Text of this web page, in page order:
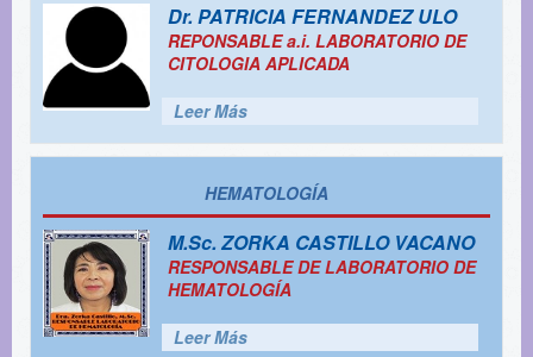
Dr. PATRICIA FERNANDEZ ULO
REPONSABLE a.i. LABORATORIO DE
CITOLOGIA APLICADA
Leer Más
HEMATOLOGÍA
M.Sc. ZORKA CASTILLO VACANO
RESPONSABLE DE LABORATORIO DE
HEMATOLOGÍA
Leer Más